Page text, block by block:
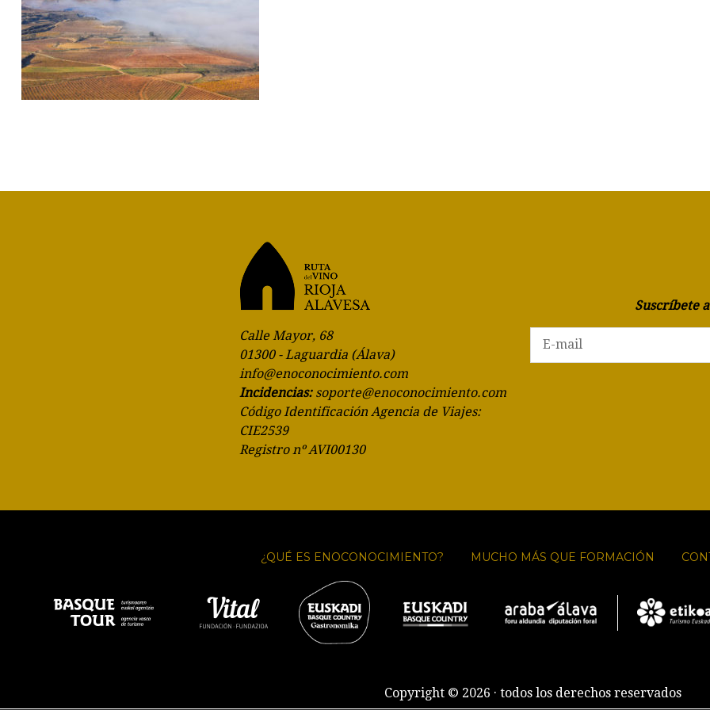
Calle Mayor, 68
01300 - Laguardia (Álava)
info@enoconocimiento.com
Incidencias: soporte@enoconocimiento.com
Código Identificación Agencia de Viajes:
CIE2539
Registro nº AVI00130
Suscríbete
¿QUÉ ES ENOCONOCIMIENTO? MUCHO MÁS QUE FORMACIÓN
Copyright © 2026 · todos los derechos reservados